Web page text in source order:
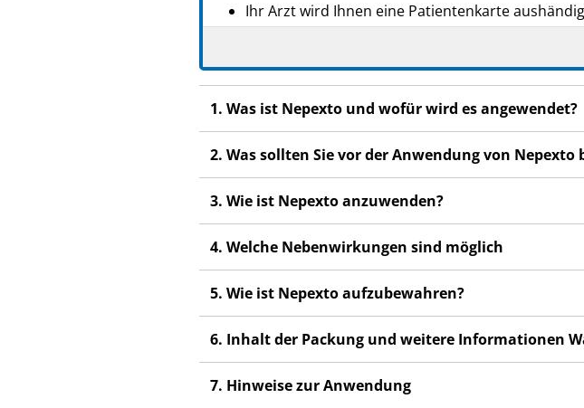
Ihr Arzt wird Ihnen eine Patientenkarte
vor und während der Behandlung mit Nepexto
Wenn Sie weitere Fragen haben, wenden Sie
Fachpersonal.
Dieses Arzneimittel wurde Ihnen oder einem von
Dritte weiter. Es kann anderen Menschen
oder das von Ihnen betreute Kind.
Wenn Sie Nebenwirkungen bemerken, wenden
Nebenwirkungen, die nicht in dieser
1. Was ist Nepexto und wofür wird es angewendet?
2. Was sollten Sie vor der Anwendung von Nepexto
3. Wie ist Nepexto anzuwenden?
4. Welche Nebenwirkungen sind möglich
5. Wie ist Nepexto aufzubewahren?
6. Inhalt der Packung und weitere Informationen
7. Hinweise zur Anwendung